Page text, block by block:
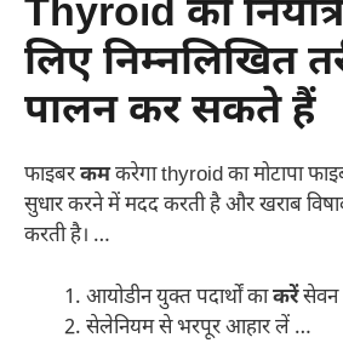
Thyroid को
लिए निम्नलिखित
पालन कर सकते हैं
फाइबरकमकरेगा thyroid का मोटापा
सुधार करने में मदद करती है और खराब
करती है। …
​आयोडीन युक्त पदार्थों काकरें
​सेलेनियम से भरपूर आहार लें …